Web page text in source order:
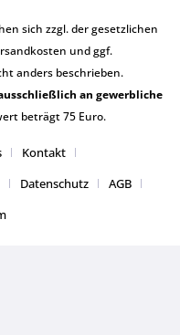
sich zzgl. der gesetzlichen
und ggf.
anders beschrieben.
an gewerbliche
beträgt 75 Euro.
Kontakt
Datenschutz
AGB